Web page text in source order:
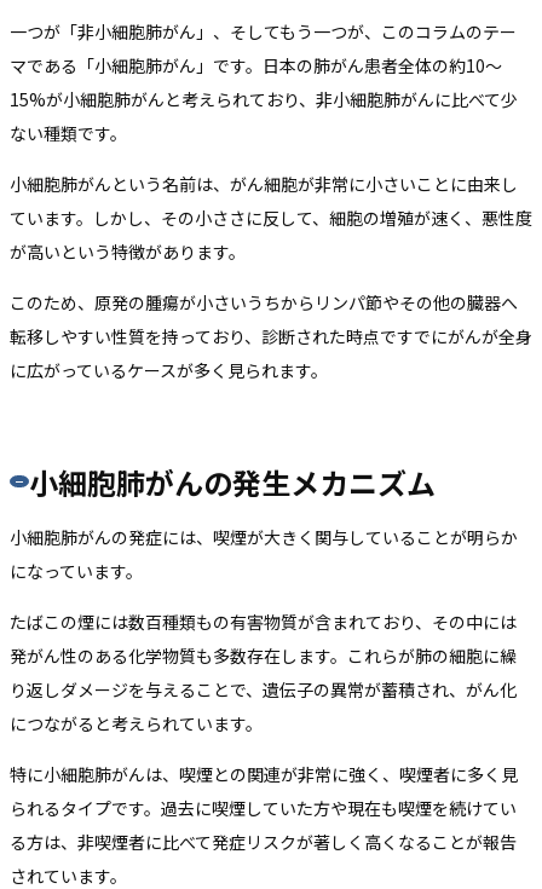
一つが「非小細胞肺がん」、そしてもう一つが、このコラムのテー
マである「小細胞肺がん」です。日本の肺がん患者全体の約10〜
15%が小細胞肺がんと考えられており、非小細胞肺がんに比べて少
ない種類です。
小細胞肺がんという名前は、がん細胞が非常に小さいことに由来し
ています。しかし、その小ささに反して、細胞の増殖が速く、悪性度
が高いという特徴があります。
このため、原発の腫瘍が小さいうちからリンパ節やその他の臓器へ
転移しやすい性質を持っており、診断された時点ですでにがんが全身
に広がっているケースが多く見られます。
小細胞肺がんの発生メカニズム
小細胞肺がんの発症には、喫煙が大きく関与していることが明らか
になっています。
たばこの煙には数百種類もの有害物質が含まれており、その中には
発がん性のある化学物質も多数存在します。これらが肺の細胞に繰
り返しダメージを与えることで、遺伝子の異常が蓄積され、がん化
につながると考えられています。
特に小細胞肺がんは、喫煙との関連が非常に強く、喫煙者に多く見
られるタイプです。過去に喫煙していた方や現在も喫煙を続けてい
る方は、非喫煙者に比べて発症リスクが著しく高くなることが報告
されています。